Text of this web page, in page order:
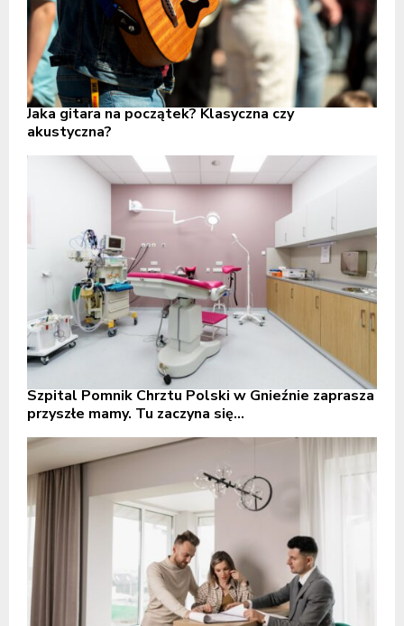
Jaka gitara na początek? Klasyczna czy
akustyczna?
Szpital Pomnik Chrztu Polski w Gnieźnie zaprasza
przyszłe mamy. Tu zaczyna się...